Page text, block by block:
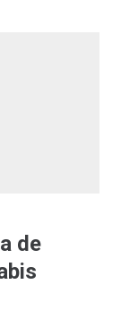
de